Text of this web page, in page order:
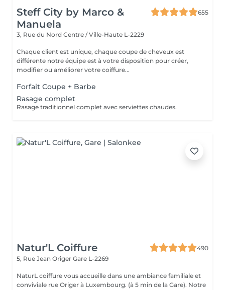
Steff City by Marco &
Manuela
655
3, Rue du Nord Centre / Ville-Haute L-2229
Chaque client est unique, chaque coupe de cheveux est
différente notre équipe est à votre disposition pour créer,
modifier ou améliorer votre coiffure...
Forfait Coupe + Barbe
Rasage complet
Rasage traditionnel complet avec serviettes chaudes.
Natur'L Coiffure
490
5, Rue Jean Origer Gare L-2269
NaturL coiffure vous accueille dans une ambiance familiale et
conviviale rue Origer à Luxembourg. (à 5 min de la Gare). Notre